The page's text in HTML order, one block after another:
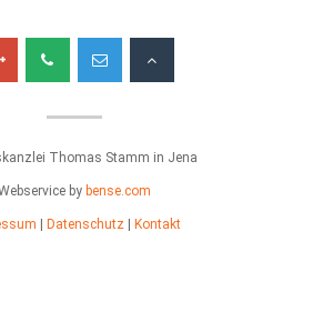
Thomas Stamm in Jena
by bense.com
| Datenschutz | Kontakt